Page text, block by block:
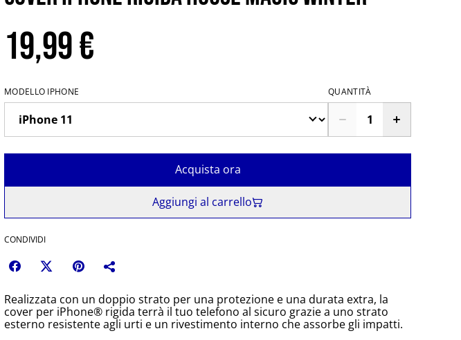
19,99 €
MODELLO IPHONE QUANTITÀ
Acquista ora
Aggiungi al carrello
CONDIVIDI
Realizzata con un doppio strato per una protezione e una durata extra, la
cover per iPhone® rigida terrà il tuo telefono al sicuro grazie a uno strato
esterno resistente agli urti e un rivestimento interno che assorbe gli impatti.